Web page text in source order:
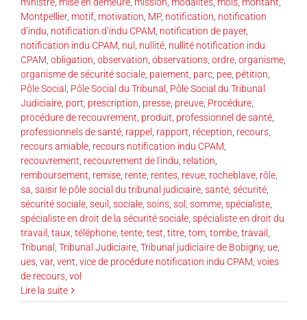
ministre, mise en demeure, mission, modalités, mois, montant,
Montpellier, motif, motivation, MP, notification, notification
d’indu, notification d’indu CPAM, notification de payer,
notification indu CPAM, nul , nullité, nullité notification indu
CPAM, obligation, observation, observations, ordre, organisme,
organisme de sécurité sociale, paiement, parc, pee, pétition,
Pôle Social , Pôle Social du Tribunal , Pôle Social du Tribunal
Judiciaire, port, prescription, presse, preuve, Procédure,
procédure de recouvrement, produit, professionnel de santé,
professionnels de santé, rappel , rapport, réception, recours,
recours amiable, recours notification indu CPAM,
recouvrement, recouvrement de l'indu, relation,
remboursement, remise, rente, rentes, revue, rocheblave, rôle,
sa, saisir le pôle social du tribunal judiciaire, santé, sécurité,
sécurité sociale, seuil , sociale, soins, sol , somme, spécialiste,
spécialiste en droit de la sécurité sociale, spécialiste en droit du
travail , taux, téléphone, tente, test, titre, tom, tombe, travail ,
Tribunal , Tribunal Judiciaire, Tribunal judiciaire de Bobigny, ue,
ues, var, vent, vice de procédure notification indu CPAM, voies
de recours, vol
Lire la suite